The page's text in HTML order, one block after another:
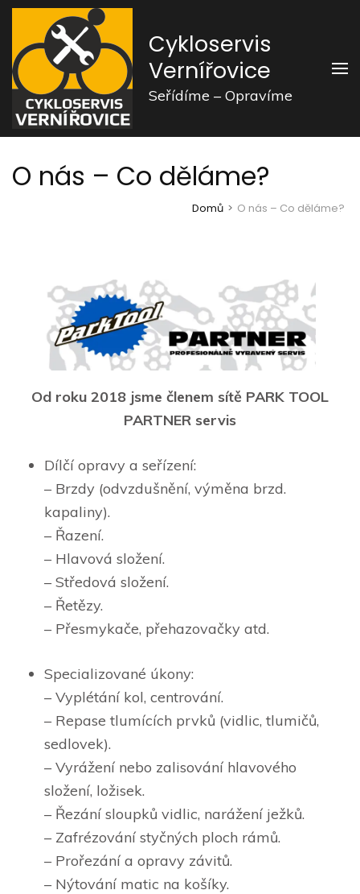
Přeskočit
obsah
(stiskněte
Enter)
Cykloservis
Vernířovice
Seřídíme – Opravíme
O nás – Co děláme?
Domů > O nás – Co děláme?
Od roku 2018 jsme členem sítě PARK TOOL
PARTNER servis
Dílčí opravy a seřízení:
– Brzdy (odvzdušnění, výměna brzd.
kapaliny).
– Řazení.
– Hlavová složení.
– Středová složení.
– Řetězy.
– Přesmykače, přehazovačky atd.
Specializované úkony:
– Vyplétání kol, centrování.
– Repase tlumících prvků (vidlic, tlumičů,
sedlovek).
– Vyrážení nebo zalisování hlavového
složení, ložisek.
– Řezání sloupků vidlic, narážení ježků.
– Zafrézování styčných ploch rámů.
– Prořezání a opravy závitů.
– Nýtování matic na košíky.